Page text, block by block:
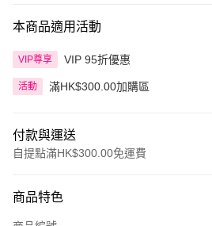
本商品適用活動
VIP尊享 VIP 95折優惠
活動 滿HK$300.00加購區
付款與運送
自提點滿HK$300.00免運費
信用卡
商品特色